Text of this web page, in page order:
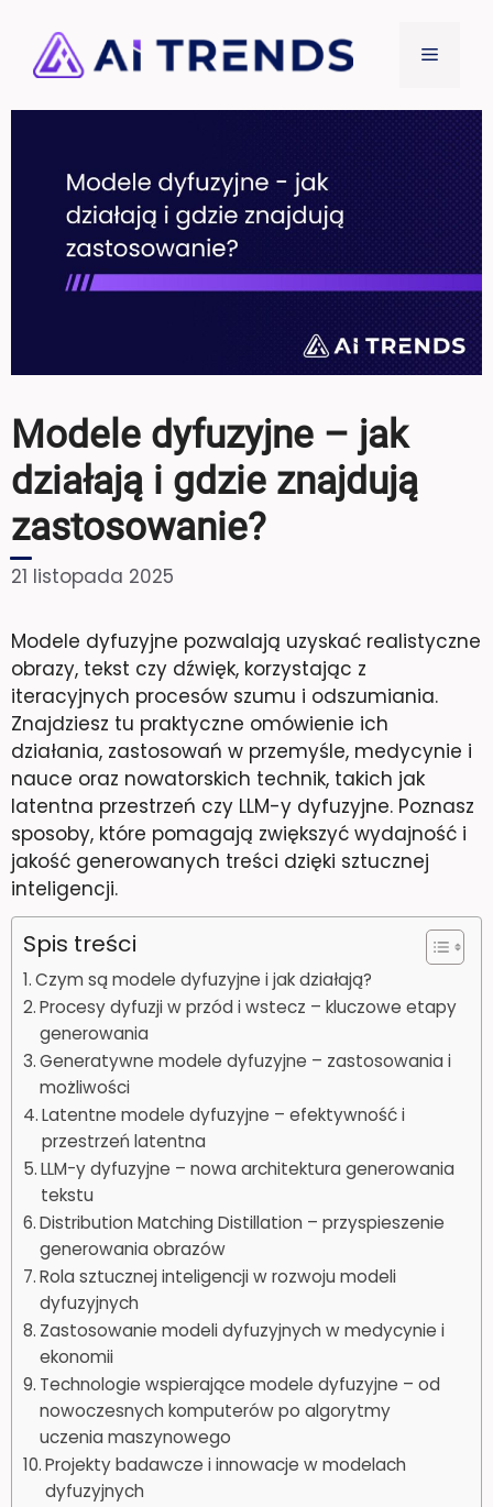
treści
Menu
Modele dyfuzyjne – jak
działają i gdzie znajdują
zastosowanie?
21 listopada 2025
Modele dyfuzyjne pozwalają uzyskać realistyczne
obrazy, tekst czy dźwięk, korzystając z
iteracyjnych procesów szumu i odszumiania.
Znajdziesz tu praktyczne omówienie ich
działania, zastosowań w przemyśle, medycynie i
nauce oraz nowatorskich technik, takich jak
latentna przestrzeń czy LLM-y dyfuzyjne. Poznasz
sposoby, które pomagają zwiększyć wydajność i
jakość generowanych treści dzięki sztucznej
inteligencji.
Spis treści
Czym są modele dyfuzyjne i jak działają?
Procesy dyfuzji w przód i wstecz – kluczowe etapy
generowania
Generatywne modele dyfuzyjne – zastosowania i
możliwości
Latentne modele dyfuzyjne – efektywność i
przestrzeń latentna
LLM-y dyfuzyjne – nowa architektura generowania
tekstu
Distribution Matching Distillation – przyspieszenie
generowania obrazów
Rola sztucznej inteligencji w rozwoju modeli
dyfuzyjnych
Zastosowanie modeli dyfuzyjnych w medycynie i
ekonomii
Technologie wspierające modele dyfuzyjne – od
nowoczesnych komputerów po algorytmy
uczenia maszynowego
Projekty badawcze i innowacje w modelach
dyfuzyjnych